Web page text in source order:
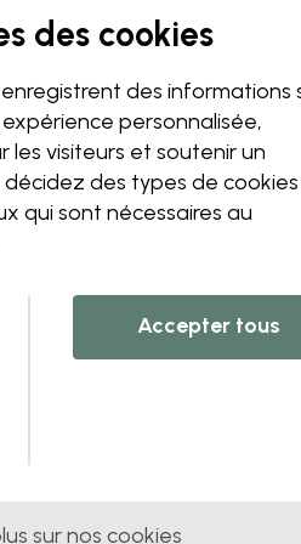
Modifiez votre
Notre équipe de
unique.
Modifiez la taille ou les
Ajoutez ou supprimez un
Créez votre propre
cm
des cookies
des informations
personnalisée,
visiteurs et soutenir un
des types de
qui sont nécessaires au
Accepter tous
sur nos cookies